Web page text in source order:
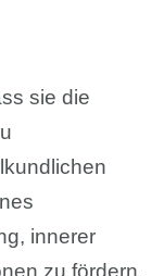
sie die
innerer